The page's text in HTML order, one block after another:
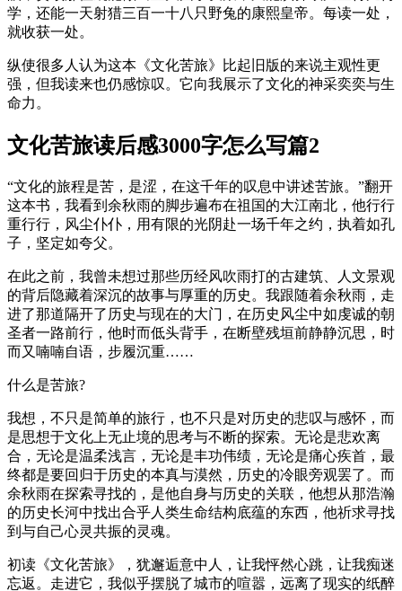
学，还能一天射猎三百一十八只野兔的康熙皇帝。每读一处，
就收获一处。
纵使很多人认为这本《文化苦旅》比起旧版的来说主观性更
强，但我读来也仍感惊叹。它向我展示了文化的神采奕奕与生
命力。
文化苦旅读后感3000字怎么写篇2
“文化的旅程是苦，是涩，在这千年的叹息中讲述苦旅。”翻开
这本书，我看到余秋雨的脚步遍布在祖国的大江南北，他行行
重行行，风尘仆仆，用有限的光阴赴一场千年之约，执着如孔
子，坚定如夸父。
在此之前，我曾未想过那些历经风吹雨打的古建筑、人文景观
的背后隐藏着深沉的故事与厚重的历史。我跟随着余秋雨，走
进了那道隔开了历史与现在的大门，在历史风尘中如虔诚的朝
圣者一路前行，他时而低头背手，在断壁残垣前静静沉思，时
而又喃喃自语，步履沉重……
什么是苦旅?
我想，不只是简单的旅行，也不只是对历史的悲叹与感怀，而
是思想于文化上无止境的思考与不断的探索。无论是悲欢离
合，无论是温柔浅言，无论是丰功伟绩，无论是痛心疾首，最
终都是要回归于历史的本真与漠然，历史的冷眼旁观罢了。而
余秋雨在探索寻找的，是他自身与历史的关联，他想从那浩瀚
的历史长河中找出合乎人类生命结构底蕴的东西，他祈求寻找
到与自己心灵共振的灵魂。
初读《文化苦旅》，犹邂逅意中人，让我怦然心跳，让我痴迷
忘返。走进它，我似乎摆脱了城市的喧嚣，远离了现实的纸醉